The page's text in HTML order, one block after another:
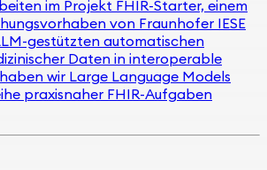
im Projekt FHIR-Starter, einem
von Fraunhofer IESE
gestützten automatischen
Daten in interoperable
wir Large Language Models
praxisnaher FHIR-Aufgaben